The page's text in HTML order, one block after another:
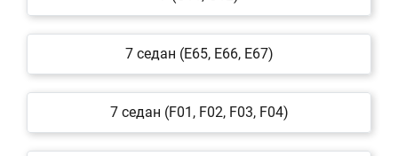
7 седан (E65, E66, E67)
7 седан (F01, F02, F03, F04)